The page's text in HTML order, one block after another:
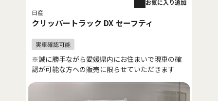
日産
クリッパートラック DX セーフティ
お気に入り追加
※誠に勝手ながら愛媛県内にお住まいで現車の確
認が可能な方への販売に限らせていただきます